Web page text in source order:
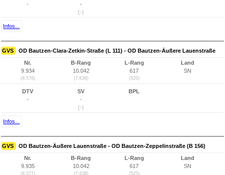
-
-
(-)
Infos...
GVS OD Bautzen-Clara-Zetkin-Straße (L 111) - OD Bautzen-Äußere Lauenstraße
Nr.
9.934
(8.576)
B-Rang
10.042
(7.638)
L-Rang
617
(525)
Land
SN
DTV
-
SV
-
(-)
BPL
Infos...
GVS OD Bautzen-Äußere Lauenstraße - OD Bautzen-Zeppelinstraße (B 156)
Nr.
9.935
(8.577)
B-Rang
10.042
(7.638)
L-Rang
617
(525)
Land
SN